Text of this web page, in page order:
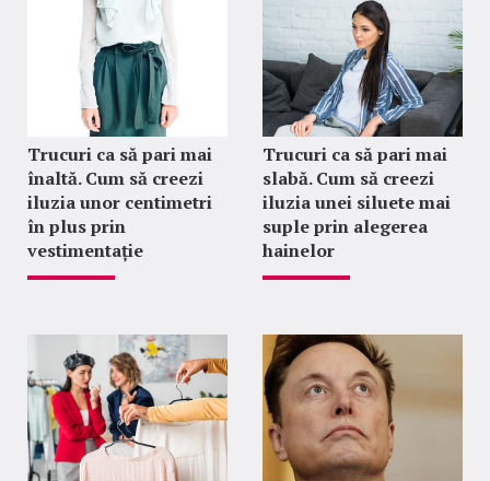
Trucuri ca să pari mai
înaltă. Cum să creezi
iluzia unor centimetri
în plus prin
vestimentație
Trucuri ca să pari mai
slabă. Cum să creezi
iluzia unei siluete mai
suple prin alegerea
hainelor